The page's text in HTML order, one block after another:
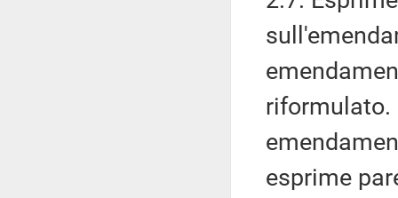
riformulato.
esprime